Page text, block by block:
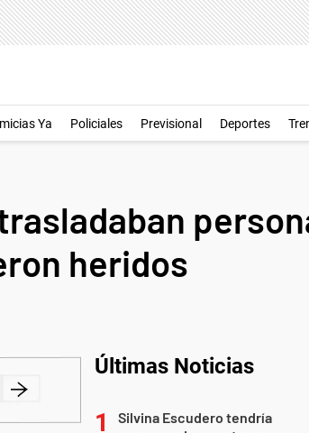
Ya Policiales Previsional Deportes
heridos
Últimas Noticias
Silvina Escudero tendría